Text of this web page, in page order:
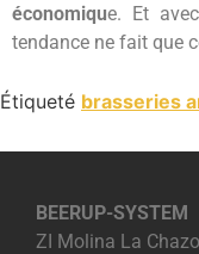
économique. Et
tendance ne fait que
Étiqueté brasseries
BEERUP-SYSTEM
ZI Molina La